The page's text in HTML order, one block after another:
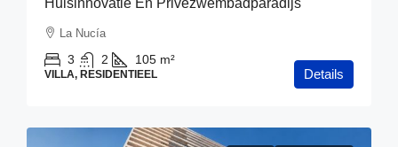
Huisinnovatie En Privézwembadparadijs
La Nucía
3 2 105 m²
VILLA, RESIDENTIEEL Details